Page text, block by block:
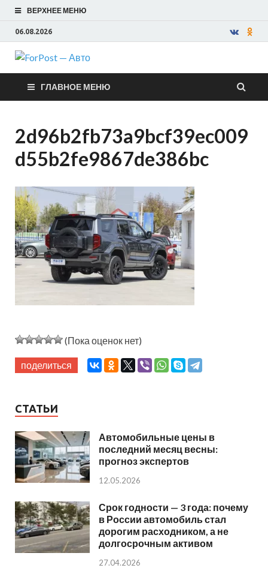
ВЕРХНЕЕ МЕНЮ
06.08.2026
ForPost —
Авто
ГЛАВНОЕ МЕНЮ
2d96b2fb73a9bcf39ec009
d55b2fe9867de386bc
(Пока оценок нет)
поделиться
СТАТЬИ
Автомобильные цены в
последний месяц весны:
прогноз экспертов
12.05.2026
Срок годности — 3 года: почему
в России автомобиль стал
дорогим расходником, а не
долгосрочным активом
27.04.2026